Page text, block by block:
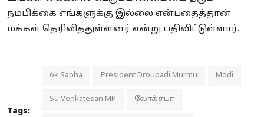
நம்பிக்கை எங்களுக்கு இல்லை என்பதைத்தான்
மக்கள் தெரிவித்துள்ளனர் என்று பதிவிட்டுள்ளார்.
Tags:
ok Sabha President Droupadi Murmu Modi
Su Venkatesan MP லோக்சபா